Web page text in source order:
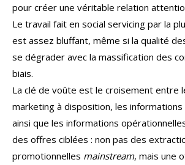
pour créer une véritable relation
Le travail fait en social servicing par la
est assez bluffant, même si la qualité
se dégrader avec la massification des
biais.
La clé de voûte est le croisement entre
marketing à disposition, les
ainsi que les informations
des offres ciblées : non pas des
promotionnelles mainstream, mais une